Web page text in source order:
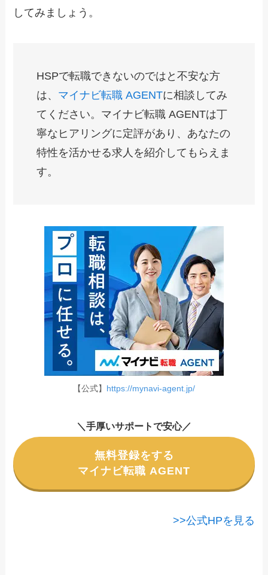
してみましょう。
HSPで転職できないのではと不安な方
は、 マイナビ転職 AGENTに相談してみ
てください。マイナビ転職 AGENTは丁
寧なヒアリングに定評があり、あなたの
特性を活かせる求人を紹介してもらえま
す。
【公式】 https://mynavi-agent.jp/
＼手厚いサポートで安心／
無料登録をする
マイナビ転職 AGENT
>>公式HPを見る